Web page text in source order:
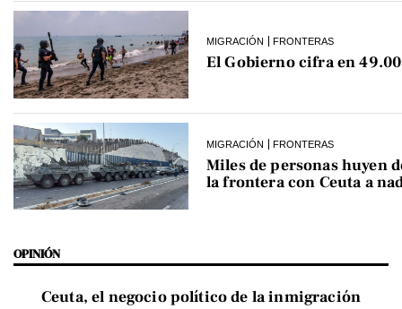
MIGRACIÓN FRONTERAS
El Gobierno cifra en
MIGRACIÓN FRONTERAS
Miles de personas huyen
la frontera con Ceuta a
OPINIÓN
Ceuta, el negocio político de la inmigración